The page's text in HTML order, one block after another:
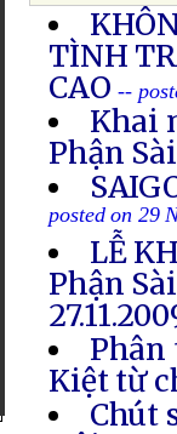
TÌNH
CAO--
Khai
Phận
posted on 29
LỄ
Phận
Phân
Kiệt từ
Chút